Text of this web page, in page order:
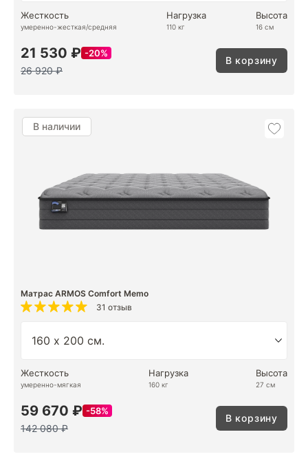
Жесткость
умеренно-жесткая/средняя
Нагрузка
110 кг
Высота
16 см
21 530 ₽ 20%
26 920 ₽
В корзину
В наличии
Матрас ARMOS Comfort Memo
31 отзыв
Жесткость
умеренно-мягкая
Нагрузка
160 кг
Высота
27 см
59 670 ₽ 58%
142 080 ₽
В корзину